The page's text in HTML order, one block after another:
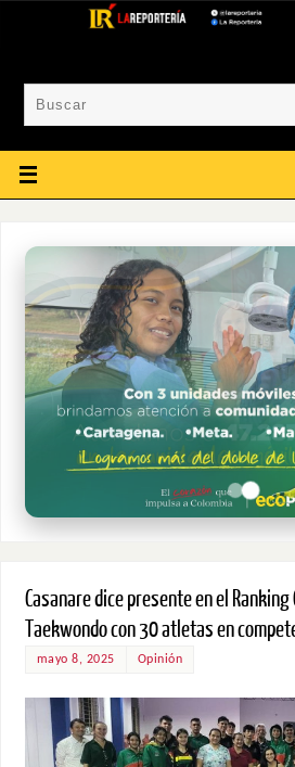
Casanare dice presente en el Ranking
Taekwondo con 30 atletas en
mayo 8, 2025 Opinión